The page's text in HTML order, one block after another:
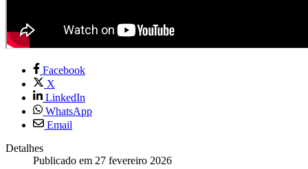
Facebook
X
LinkedIn
WhatsApp
Email
Detalhes
Publicado em 27 fevereiro 2026